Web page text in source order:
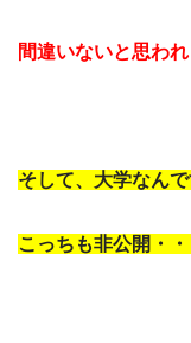
間違いないと思われ
そして、大学なんで
こっちも非公開・・